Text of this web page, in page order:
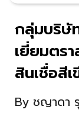
กลุ่มบริษั
เยี่ยมตร
สินเชื่อสีเ
By ชญาดา